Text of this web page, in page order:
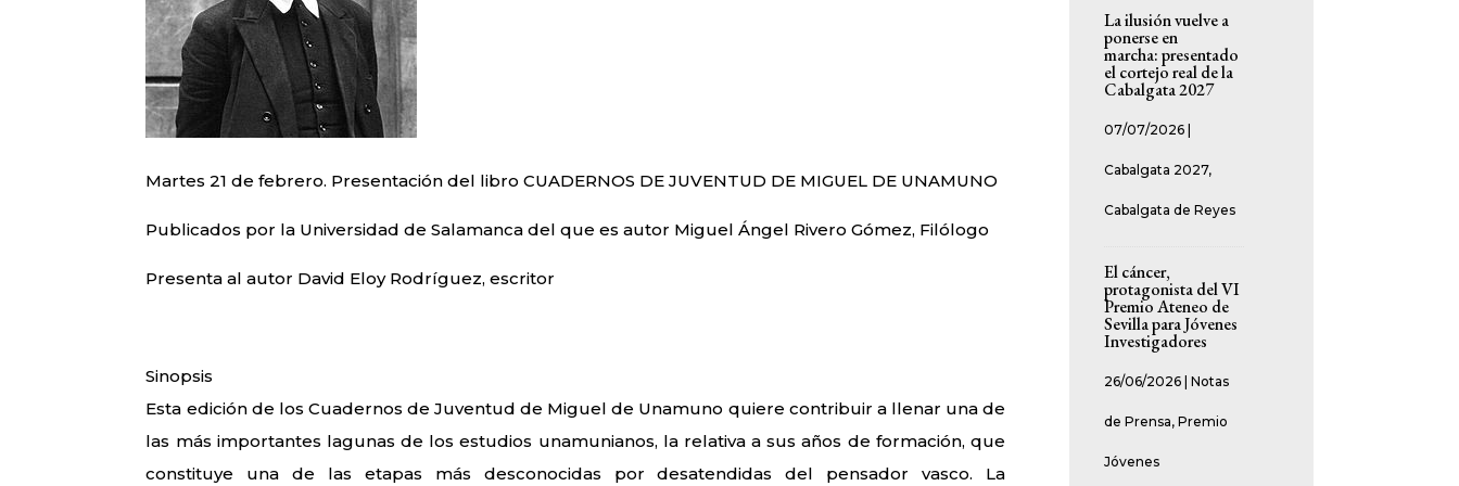
Martes 21 de febrero. Presentación del libro CUADERNOS DE JUVENTUD DE MIGUEL DE UNAMUNO
Publicados por la Universidad de Salamanca del que es autor Miguel Ángel Rivero Gómez, Filólogo
Presenta al autor David Eloy Rodríguez, escritor
Sinopsis
Esta edición de los Cuadernos de Juventud de Miguel de Unamuno quiere contribuir a llenar una de
las más importantes lagunas de los estudios unamunianos, la relativa a sus años de formación, que
constituye una de las etapas más desconocidas por desatendidas del pensador vasco. La
La ilusión vuelve a
ponerse en
marcha: presentado
el cortejo real de la
Cabalgata 2027
07/07/2026
Cabalgata 2027,
Cabalgata de Reyes
El cáncer,
protagonista del VI
Premio Ateneo de
Sevilla para Jóvenes
Investigadores
26/06/2026 |Notas
de Prensa,Premio
Jóvenes